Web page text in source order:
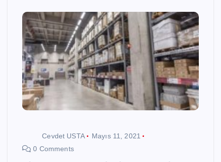
Cevdet USTA
Mayıs 11, 2021
0 Comments